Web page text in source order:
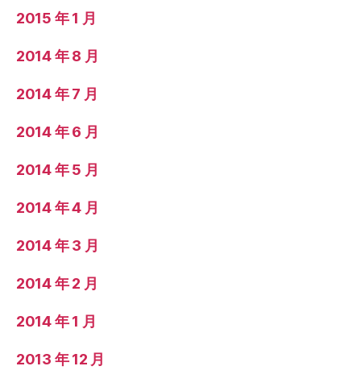
2015 年 1 月
2014 年 8 月
2014 年 7 月
2014 年 6 月
2014 年 5 月
2014 年 4 月
2014 年 3 月
2014 年 2 月
2014 年 1 月
2013 年 12 月